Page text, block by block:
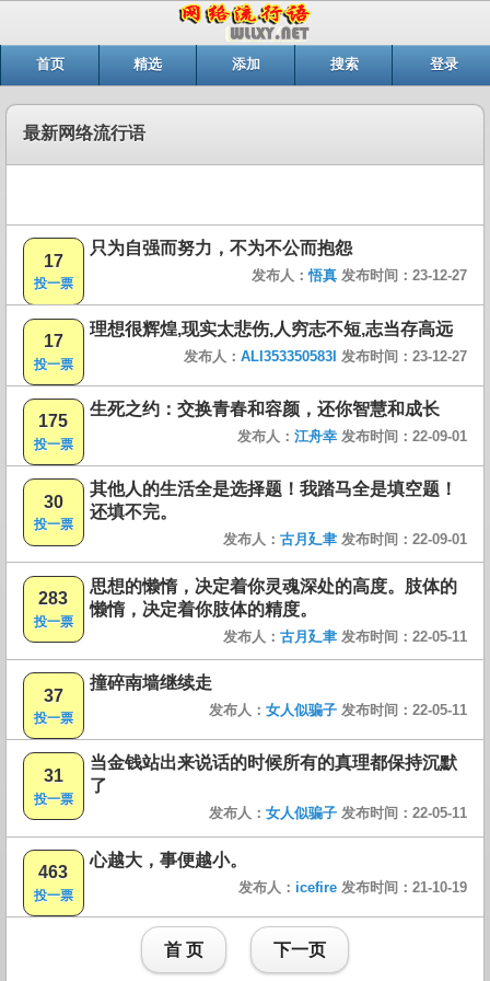
首页 精选 添加 搜索 登录
最新网络流行语
17
投一票
只为自强而努力，不为不公而抱怨
发布人：悟真 发布时间：23-12-27
17
投一票
理想很辉煌,现实太悲伤,人穷志不短,志当存高远
发布人： ALI353350583I 发布时间：23-12-27
175
投一票
生死之约：交换青春和容颜，还你智慧和成长
发布人： 江舟幸 发布时间：22-09-01
30
投一票
其他人的生活全是选择题！我踏马全是填空题！
还填不完。
发布人： 古月廴聿 发布时间：22-09-01
283
投一票
思想的懒惰，决定着你灵魂深处的高度。肢体的
懒惰，决定着你肢体的精度。
发布人： 古月廴聿 发布时间：22-05-11
37
投一票
撞碎南墙继续走
发布人： 女人似骗子 发布时间：22-05-11
31
投一票
当金钱站出来说话的时候所有的真理都保持沉默
了
发布人： 女人似骗子 发布时间：22-05-11
463
投一票
心越大，事便越小。
发布人： icefire 发布时间：21-10-19
首 页 下一页